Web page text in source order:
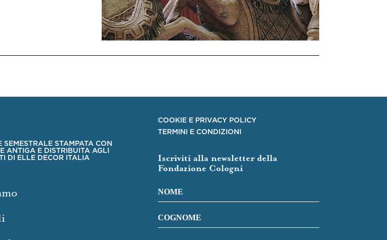
SEMESTRALE STAMPATA CON
ANTIGA E DISTRIBUITA AGLI
DI ELLE DECOR ITALIA
COOKIE E PRIVACY POLICY
TERMINI E CONDIZIONI
Iscriviti alla newsletter della
Fondazione Cologni